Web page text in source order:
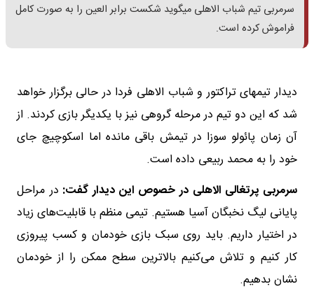
سرمربی تیم شباب الاهلی میگوید شکست برابر العین را به صورت کامل
فراموش کرده است.
دیدار تیمهای تراکتور و شباب الاهلی فردا در حالی برگزار خواهد
شد که این دو تیم در مرحله گروهی نیز با یکدیگر بازی کردند. از
آن زمان پائولو سوزا در تیمش باقی مانده اما اسکوچیچ جای
خود را به محمد ربیعی داده است.
سرمربی پرتغالی الاهلی در خصوص این دیدار گفت: در مراحل
پایانی لیگ نخبگان آسیا هستیم. تیمی منظم با قابلیت‌های زیاد
در اختیار داریم. باید روی سبک بازی خودمان و کسب پیروزی
کار کنیم و تلاش می‌کنیم بالاترین سطح ممکن را از خودمان
نشان بدهیم.